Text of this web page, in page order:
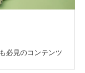
必見のコンテンツ